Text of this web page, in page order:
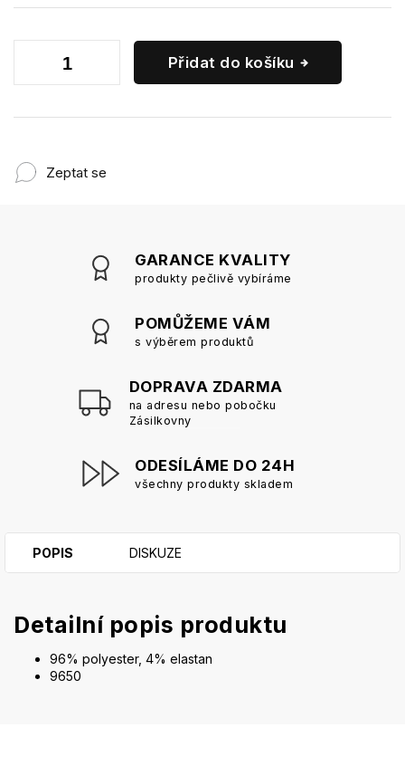
Přidat do košíku
Zeptat se
GARANCE KVALITY
produkty pečlivě vybíráme
POMŮŽEME VÁM
s výběrem produktů
DOPRAVA ZDARMA
na adresu nebo pobočku
Zásilkovny
ODESÍLÁME DO 24H
všechny produkty skladem
POPIS DISKUZE
Detailní popis produktu
96% polyester, 4% elastan
9650